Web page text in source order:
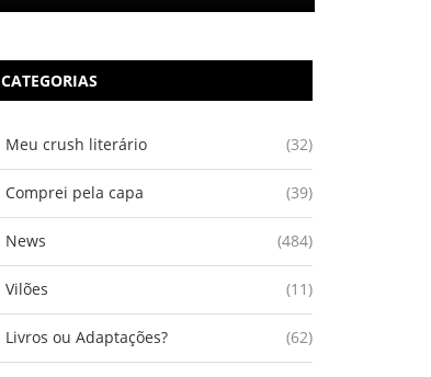
CATEGORIAS
Meu crush literário (32)
Comprei pela capa (39)
News (484)
Vilões (11)
Livros ou Adaptações? (62)